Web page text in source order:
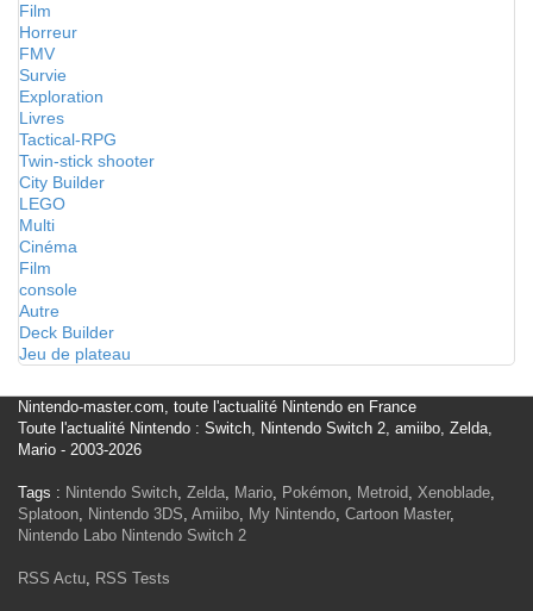
Film
Horreur
FMV
Survie
Exploration
Livres
Tactical-RPG
Twin-stick shooter
City Builder
LEGO
Multi
Cinéma
Film
console
Autre
Deck Builder
Jeu de plateau
Nintendo-master.com, toute l'actualité Nintendo en France
Toute l'actualité Nintendo : Switch, Nintendo Switch 2, amiibo, Zelda,
Mario - 2003-2026
Tags : Nintendo Switch, Zelda, Mario, Pokémon, Metroid, Xenoblade,
Splatoon, Nintendo 3DS, Amiibo, My Nintendo, Cartoon Master,
Nintendo Labo Nintendo Switch 2
RSS Actu, RSS Tests